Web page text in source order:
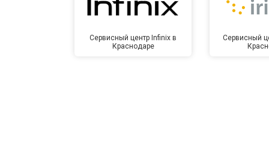
Сервисный центр Infinix в
Краснодаре
Сервисный